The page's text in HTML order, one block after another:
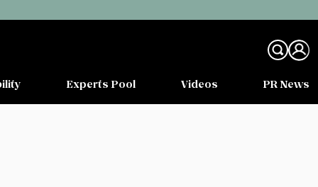
Experts Pool Videos PR News